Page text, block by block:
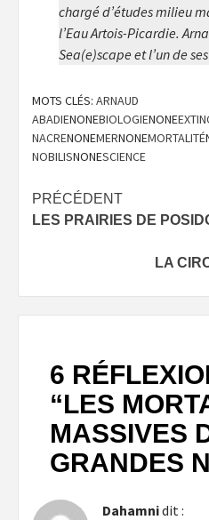
chargé d’études milieu
l’Eau Artois-Picardie.
Sea(e)scape et l’un de
MOTS CLÉS: ARNAUD
ABADIENONEBIOLOGIENONE
NACRENONEMERNONEMORTALITÉ
NOBILISNONESCIENCE
Navigation
d’article
PRÉCÉDENT
LES PRAIRIES DE
LA
6
“LES
MASSIVES
GRANDES
Dahamnidit :